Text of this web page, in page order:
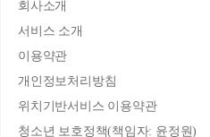
회사소개
서비스 소개
이용약관
개인정보처리방침
위치기반서비스 이용약관
청소년 보호정책(책임자: 윤정원)